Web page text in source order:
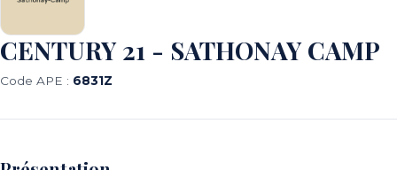
CENTURY 21 - SATHONAY CAMP
Code APE : 6831Z